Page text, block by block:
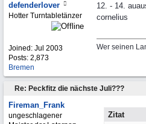
defenderlover
Hotter Turntabletänzer
Joined: Jul 2003
Posts: 2,873
Bremen
12. - 14.
cornelius
Wer seinen
Re: Peckfitz die nächste Juli???
Fireman_Frank
ungeschlagener
Zitat